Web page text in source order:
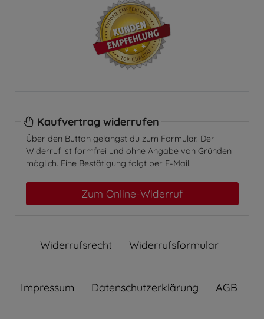
Kaufvertrag widerrufen
Über den Button gelangst du zum Formular. Der
Widerruf ist formfrei und ohne Angabe von Gründen
möglich. Eine Bestätigung folgt per E-Mail.
Zum Online-Widerruf
Widerrufs­recht Widerrufs­formular
Impressum Daten­schutz­erklärung AGB